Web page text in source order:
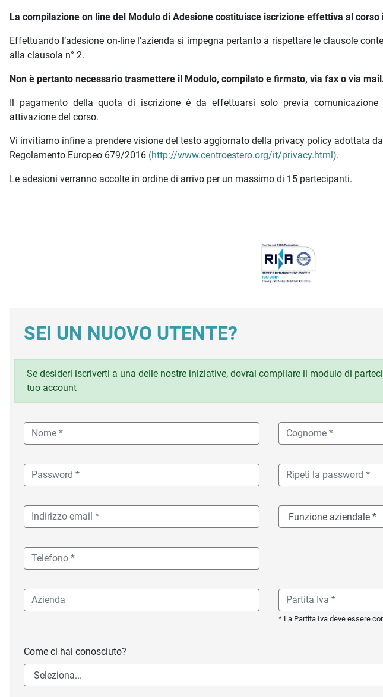
La compilazione on line del Modulo di Adesione costituisce iscrizione effettiva al corso
Effettuando l’adesione on-line l’azienda si impegna pertanto a rispettare le clausole
alla clausola n° 2.
Non è pertanto necessario trasmettere il Modulo, compilato e firmato, via fax o via
Il pagamento della quota di iscrizione è da effettuarsi solo previa
attivazione del corso.
Vi invitiamo infine a prendere visione del testo aggiornato della privacy policy adottata
Regolamento Europeo 679/2016 (http://www.centroestero.org/it/privacy.html).
Le adesioni verranno accolte in ordine di arrivo per un massimo di 15 partecipanti.
SEI UN NUOVO UTENTE?
Se desideri iscriverti a una delle nostre iniziative, dovrai compilare il modulo di
tuo account
* La Partita Iva deve essere
Come ci hai conosciuto?